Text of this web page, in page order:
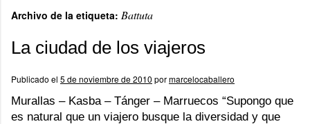
Archivo de la etiqueta: Battuta
La ciudad de los viajeros
Publicado el 5 de noviembre de 2010 pormarcelocaballero
Murallas – Kasba – Tánger – Marruecos “Supongo que
es natural que un viajero busque la diversidad y que